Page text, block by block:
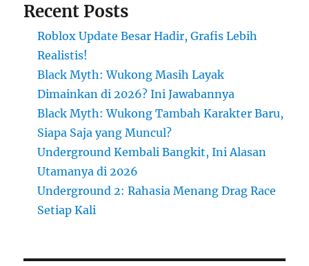
Recent Posts
Roblox Update Besar Hadir, Grafis Lebih
Realistis!
Black Myth: Wukong Masih Layak
Dimainkan di 2026? Ini Jawabannya
Black Myth: Wukong Tambah Karakter Baru,
Siapa Saja yang Muncul?
Underground Kembali Bangkit, Ini Alasan
Utamanya di 2026
Underground 2: Rahasia Menang Drag Race
Setiap Kali